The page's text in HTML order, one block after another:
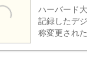
ハーバード
記録したデ
称変更された